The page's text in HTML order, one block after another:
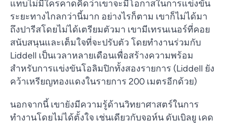
แทบไม่มีใครคาดคิดว่าเขาจะมีโอกาสในการแข่งขัน
ระยะทางไกลกว่านี้มาก อย่างไรก็ตาม เขาก็ไม่ได้มา
ถึงปารีสโดยไม่ได้เตรียมตัวมา เขามีเทรนเนอร์ที่คอย
สนับสนุนและเต็มใจที่จะปรับตัว โดยทำงานร่วมกับ
Liddell เป็นเวลาหลายเดือนเพื่อสร้างความพร้อม
สำหรับการแข่งขันโอลิมปิกทั้งสองรายการ (Liddell ยัง
คว้าเหรียญทองแดงในรายการ 200 เมตรอีกด้วย)
นอกจากนี้ เขายังมีความรู้ด้านวิทยาศาสตร์ในการ
ทำงานโดยไม่ได้ตั้งใจ เช่นเดียวกับจอห์น ดับเบิลยู เคด